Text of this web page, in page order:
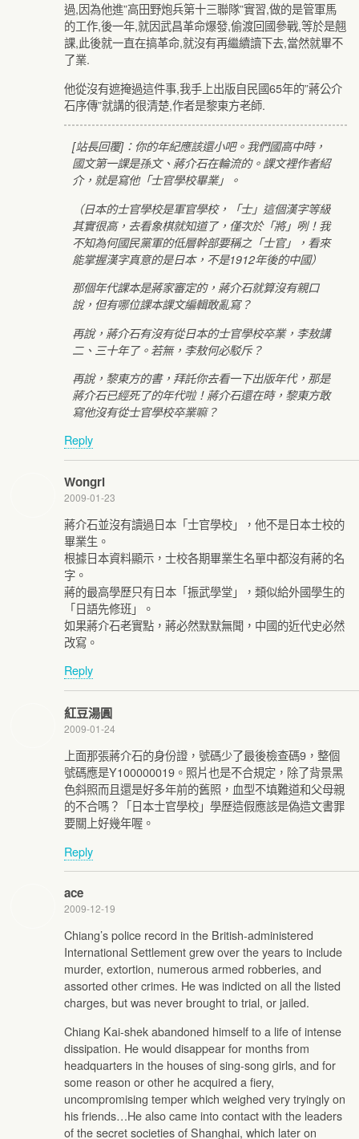
過,因為他進”高田野炮兵第十三聯隊”實習,做的是管軍馬
的工作,後一年,就因武昌革命爆發,偷渡回國參戰,等於是翹
課,此後就一直在搞革命,就沒有再繼續讀下去,當然就畢不
了業.
他從沒有遮掩過這件事,我手上出版自民國65年的”蔣公介
石序傳”就講的很清楚,作者是黎東方老師.
[站長回覆]：你的年紀應該還小吧。我們國高中時，
國文第一課是孫文、蔣介石在輪流的。課文裡作者紹
介，就是寫他「士官學校畢業」。
（日本的士官學校是軍官學校，「士」這個漢字等級
其實很高，去看象棋就知道了，僅次於「將」咧！我
不知為何國民黨軍的低層幹部要稱之「士官」，看來
能掌握漢字真意的是日本，不是1912年後的中國）
那個年代課本是蔣家審定的，蔣介石就算沒有親口
說，但有哪位課本課文編輯敢亂寫？
再說，蔣介石有沒有從日本的士官學校卒業，李敖講
二、三十年了。若無，李敖何必駁斥？
再說，黎東方的書，拜託你去看一下出版年代，那是
蔣介石已經死了的年代啦！蔣介石還在時，黎東方敢
寫他沒有從士官學校卒業嘛？
Reply
Wongrl
2009-01-23
蔣介石並沒有讀過日本「士官學校」，他不是日本士校的
畢業生。
根據日本資料顯示，士校各期畢業生名單中都沒有蔣的名
字。
蔣的最高學歷只有日本「振武學堂」，類似給外國學生的
「日語先修班」。
如果蔣介石老實點，蔣必然默默無聞，中國的近代史必然
改寫。
Reply
紅豆湯圓
2009-01-24
上面那張蔣介石的身份證，號碼少了最後檢查碼9，整個
號碼應是Y100000019。照片也是不合規定，除了背景黑
色斜照而且還是好多年前的舊照，血型不填難道和父母親
的不合嗎？「日本士官學校」學歷造假應該是偽造文書罪
要關上好幾年喔。
Reply
ace
2009-12-19
Chiang’s police record in the British-administered
International Settlement grew over the years to include
murder, extortion, numerous armed robberies, and
assorted other crimes. He was indicted on all the listed
charges, but was never brought to trial, or jailed.
Chiang Kai-shek abandoned himself to a life of intense
dissipation. He would disappear for months from
headquarters in the houses of sing-song girls, and for
some reason or other he acquired a fiery,
uncompromising temper which weighed very tryingly on
his friends…He also came into contact with the leaders
of the secret societies of Shanghai, which later on